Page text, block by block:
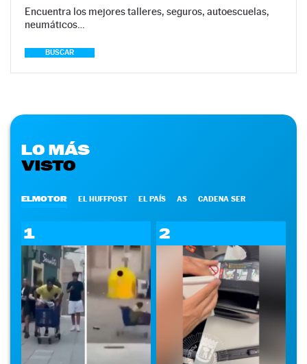
Encuentra los mejores talleres, seguros, autoescuelas,
neumáticos…
BUSCAR
LO MÁS
VISTO
ELMOTOR EL HUFFPOST EL PAÍS AS CADENA SER
1 2